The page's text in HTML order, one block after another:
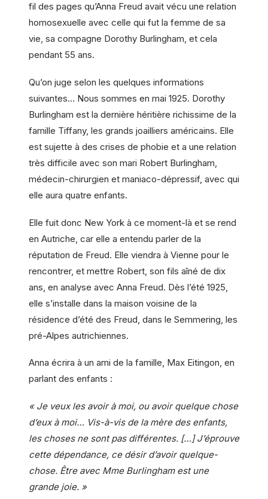
fil des pages qu’Anna Freud avait vécu une relation
homosexuelle avec celle qui fut la femme de sa
vie, sa compagne Dorothy Burlingham, et cela
pendant 55 ans.
Qu’on juge selon les quelques informations
suivantes… Nous sommes en mai 1925. Dorothy
Burlingham est la dernière héritière richissime de la
famille Tiffany, les grands joailliers américains. Elle
est sujette à des crises de phobie et a une relation
très difficile avec son mari Robert Burlingham,
médecin-chirurgien et maniaco-dépressif, avec qui
elle aura quatre enfants.
Elle fuit donc New York à ce moment-là et se rend
en Autriche, car elle a entendu parler de la
réputation de Freud. Elle viendra à Vienne pour le
rencontrer, et mettre Robert, son fils aîné de dix
ans, en analyse avec Anna Freud. Dès l’été 1925,
elle s’installe dans la maison voisine de la
résidence d’été des Freud, dans le Semmering, les
pré-Alpes autrichiennes.
Anna écrira à un ami de la famille, Max Eitingon, en
parlant des enfants :
« Je veux les avoir à moi, ou avoir quelque chose
d’eux à moi… Vis-à-vis de la mère des enfants,
les choses ne sont pas différentes. […] J’éprouve
cette dépendance, ce désir d’avoir quelque-
chose. Être avec Mme Burlingham est une
grande joie. »